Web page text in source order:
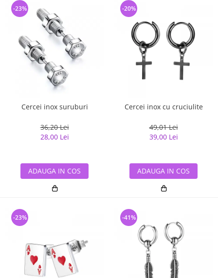
Cercei inox suruburi
36,20 Lei
28,00 Lei
-23%
ADAUGA IN COS
Cercei inox cu cruciulite
49,01 Lei
39,00 Lei
-20%
ADAUGA IN COS
-23% -41%